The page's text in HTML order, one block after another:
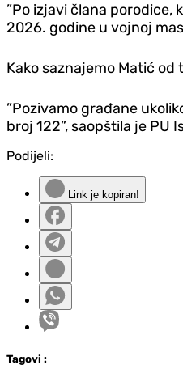
”Po izjavi člana
2026. godine u vojnoj
Kako saznajemo Matić
”Pozivamo građane
broj 122”, saopštila je PU
Podijeli:
Link je kopiran!
Tagovi :